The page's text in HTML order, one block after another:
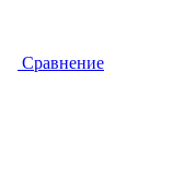
Сравнение